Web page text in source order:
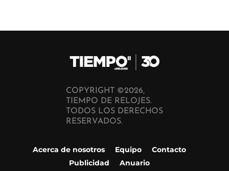
COPYRIGHT ©2026,
TIEMPO DE RELOJES.
TODOS LOS DERECHOS
RESERVADOS.
Acerca de nosotros Equipo
Contacto
Publicidad
Anuario